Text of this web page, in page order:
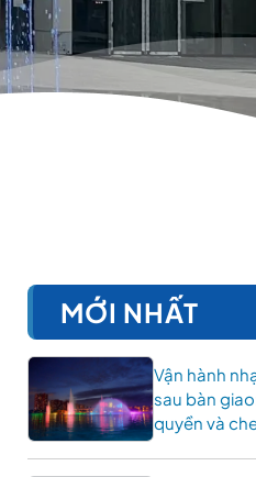
MỚI NHẤT
Vận hành
sau bàn
quyền và